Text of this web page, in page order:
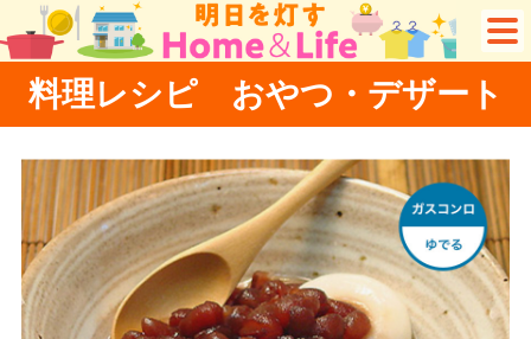
料理レシピ おやつ・デザート